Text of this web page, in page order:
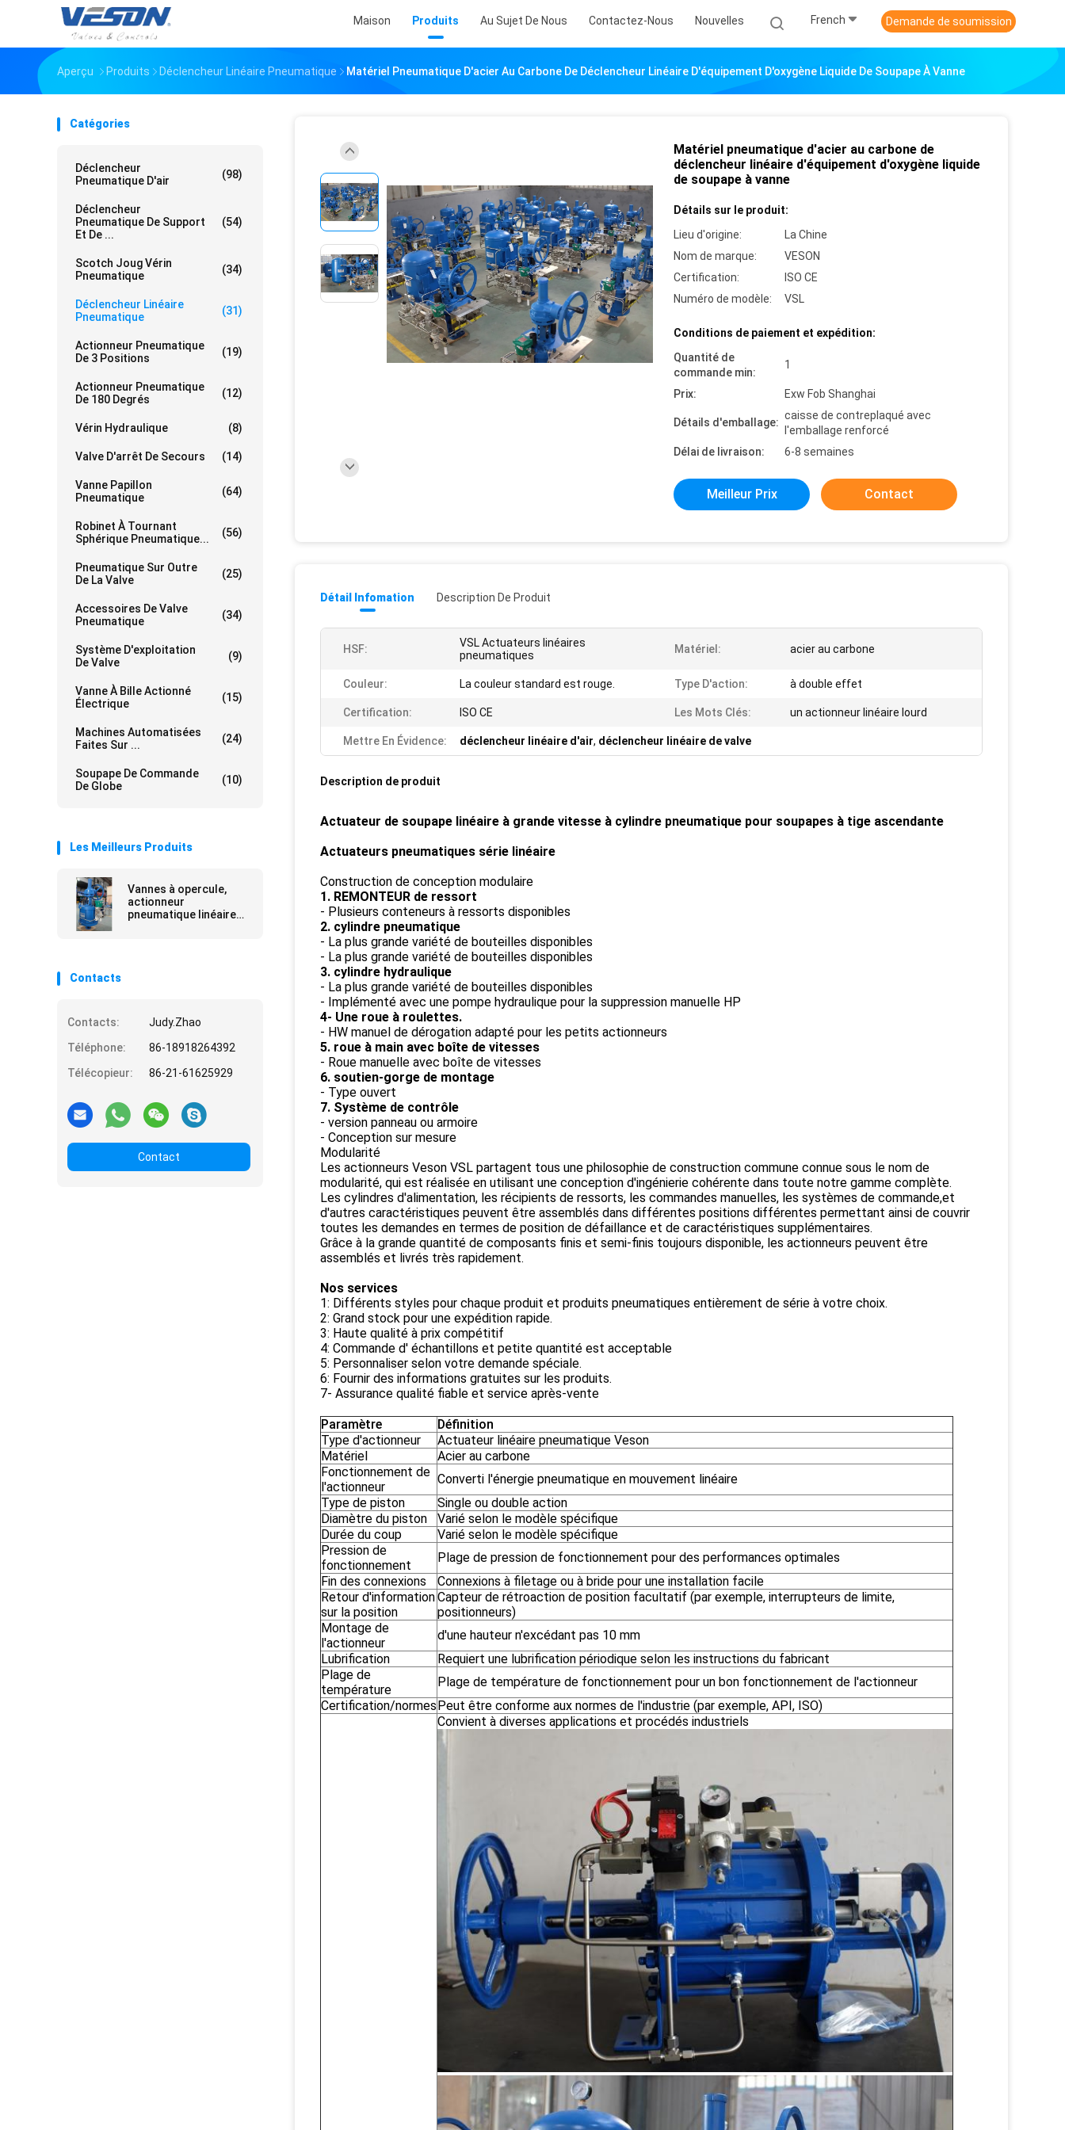
Maison Produits Au Sujet De Nous Contactez-Nous Nouvelles French Demande de soumission
Aperçu Produits Déclencheur Linéaire Pneumatique Matériel Pneumatique D'acier Au Carbone De Déclencheur Linéaire D'équipement D'oxygène Liquide De Soupape À Vanne
Catégories
Déclencheur
Pneumatique D'air
(98)
Déclencheur
Pneumatique De Support
Et De ...
(54)
Scotch Joug Vérin
Pneumatique
(34)
Déclencheur Linéaire
Pneumatique
(31)
Actionneur Pneumatique
De 3 Positions
(19)
Actionneur Pneumatique
De 180 Degrés
(12)
Vérin Hydraulique (8)
Valve D'arrêt De Secours (14)
Vanne Papillon
Pneumatique
(64)
Robinet À Tournant
Sphérique Pneumatique...
(56)
Pneumatique Sur Outre
De La Valve
(25)
Accessoires De Valve
Pneumatique
(34)
Système D'exploitation
De Valve
(9)
Vanne À Bille Actionné
Électrique
(15)
Machines Automatisées
Faites Sur ...
(24)
Soupape De Commande
De Globe
(10)
Les Meilleurs Produits
Vannes à opercule,
actionneur
pneumatique linéaire
Contacts
Contacts:
Judy.Zhao
Téléphone:
86-18918264392
Télécopieur:
86-21-61625929
Contact
Matériel pneumatique d'acier au carbone de
déclencheur linéaire d'équipement d'oxygène liquide
de soupape à vanne
Détails sur le produit:
Lieu d'origine:
La Chine
Nom de marque:
VESON
Certification:
ISO CE
Numéro de modèle:
VSL
Conditions de paiement et expédition:
Quantité de
commande min:
1
Prix: Exw Fob Shanghai
Détails d'emballage:
caisse de contreplaqué avec
l'emballage renforcé
Délai de livraison:
6-8 semaines
Meilleur Prix Contact
Détail Infomation Description De Produit
HSF:
VSL Actuateurs linéaires
pneumatiques
Matériel: acier au carbone
Couleur: La couleur standard est rouge. Type D'action: à double effet
Certification: ISO CE Les Mots Clés: un actionneur linéaire lourd
Mettre En Évidence: déclencheur linéaire d'air, déclencheur linéaire de valve
Description de produit
Actuateur de soupape linéaire à grande vitesse à cylindre pneumatique pour soupapes à tige ascendante
Actuateurs pneumatiques série linéaire
Construction de conception modulaire
1. REMONTEUR de ressort
- Plusieurs conteneurs à ressorts disponibles
2. cylindre pneumatique
- La plus grande variété de bouteilles disponibles
- La plus grande variété de bouteilles disponibles
3. cylindre hydraulique
- La plus grande variété de bouteilles disponibles
- Implémenté avec une pompe hydraulique pour la suppression manuelle HP
4- Une roue à roulettes.
- HW manuel de dérogation adapté pour les petits actionneurs
5. roue à main avec boîte de vitesses
- Roue manuelle avec boîte de vitesses
6. soutien-gorge de montage
- Type ouvert
7. Système de contrôle
- version panneau ou armoire
- Conception sur mesure
Modularité
Les actionneurs Veson VSL partagent tous une philosophie de construction commune connue sous le nom de
modularité, qui est réalisée en utilisant une conception d'ingénierie cohérente dans toute notre gamme complète.
Les cylindres d'alimentation, les récipients de ressorts, les commandes manuelles, les systèmes de commande,et
d'autres caractéristiques peuvent être assemblés dans différentes positions différentes permettant ainsi de couvrir
toutes les demandes en termes de position de défaillance et de caractéristiques supplémentaires.
Grâce à la grande quantité de composants finis et semi-finis toujours disponible, les actionneurs peuvent être
assemblés et livrés très rapidement.
Nos services
1: Différents styles pour chaque produit et produits pneumatiques entièrement de série à votre choix.
2: Grand stock pour une expédition rapide.
3: Haute qualité à prix compétitif
4: Commande d' échantillons et petite quantité est acceptable
5: Personnaliser selon votre demande spéciale.
6: Fournir des informations gratuites sur les produits.
7- Assurance qualité fiable et service après-vente
Paramètre
Définition
Type d'actionneur
Actuateur linéaire pneumatique Veson
Matériel
Acier au carbone
Fonctionnement de
l'actionneur
Converti l'énergie pneumatique en mouvement linéaire
Type de piston
Single ou double action
Diamètre du piston
Varié selon le modèle spécifique
Durée du coup
Varié selon le modèle spécifique
Pression de
fonctionnement
Plage de pression de fonctionnement pour des performances optimales
Fin des connexions
Connexions à filetage ou à bride pour une installation facile
Retour d'information
sur la position
Capteur de rétroaction de position facultatif (par exemple, interrupteurs de limite,
positionneurs)
Montage de
l'actionneur
d'une hauteur n'excédant pas 10 mm
Lubrification
Requiert une lubrification périodique selon les instructions du fabricant
Plage de
température
Plage de température de fonctionnement pour un bon fonctionnement de l'actionneur
Certification/normesPeut être conforme aux normes de l'industrie (par exemple, API, ISO)
Convient à diverses applications et procédés industriels